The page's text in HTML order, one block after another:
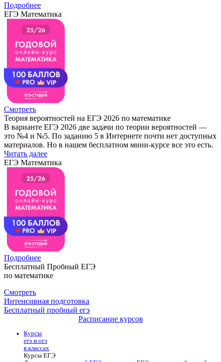
Подробнее
ЕГЭ Математика
Смотреть
Теория вероятностей на ЕГЭ 2026 по математике
В варианте ЕГЭ 2026 две задачи по теории вероятностей —
это №4 и №5. По заданию 5 в Интернете почти нет доступных
материалов. Но в нашем бесплатном мини-курсе все это есть.
Читать далее
ЕГЭ Математика
Подробнее
Бесплатный Пробный ЕГЭ
по математике
Смотреть
Интенсивная подготовка
Бесплатный пробный егэ
Расписание курсов
Курсы
егэ и огэ
в классах
Курсы ЕГЭ